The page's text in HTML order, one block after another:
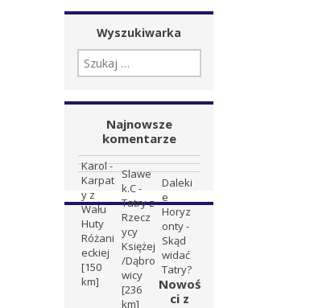
Wyszukiwarka
SZUKAJ:
Najnowsze
komentarze
Karol-
Karpat
y z
Wału
Huty
Różani
eckiej
[150
km]
Slawe
k.C-
Tatry z
Rzecz
ycy
Księżej
/Dąbro
wicy
[236
km]
Daleki
e
Horyz
onty-
Skąd
widać
Tatry?
Nowoś
ci z